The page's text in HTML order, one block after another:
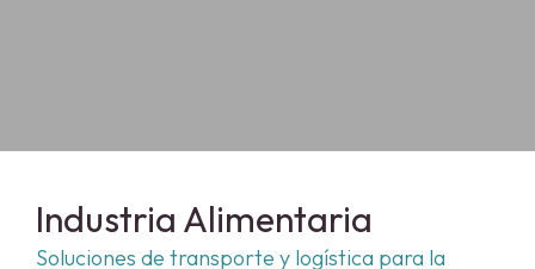
Industria Alimentaria
Soluciones de transporte y logística para la